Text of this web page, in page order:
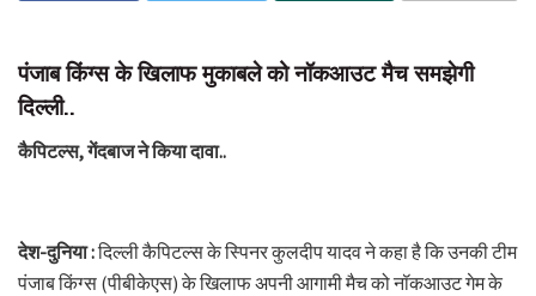
पंजाब किंग्स के खिलाफ मुकाबले को नॉकआउट मैच समझेगी
दिल्ली..
कैपिटल्स, गेंदबाज ने किया दावा..
देश-दुनिया :दिल्ली कैपिटल्स के स्पिनर कुलदीप यादव ने कहा है कि उनकी टीम
पंजाब किंग्स (पीबीकेएस) के खिलाफ अपनी आगामी मैच को नॉकआउट गेम के